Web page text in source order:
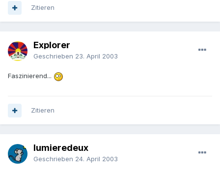
Zitieren
Explorer
Geschrieben 23. April 2003
Faszinierend...
Zitieren
lumieredeux
Geschrieben 24. April 2003